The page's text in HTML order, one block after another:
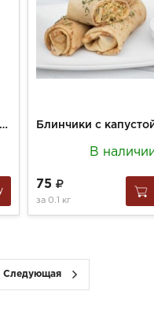
Пельмени с кроликом п/ф замороженные вес.
В
75
за0.1 кг
Следующая